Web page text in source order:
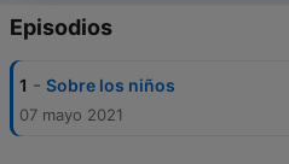
Episodios
1 - Sobre los niños
07 mayo 2021